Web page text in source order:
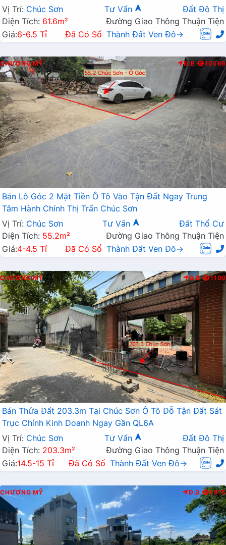
Vị Trí: Chúc Sơn Tư Vấn
Đất Đô Thị
Diện Tích: 61.6m²
Đường Giao Thông Thuận Tiện
Giá:6-6.5 Tỉ Đã Có Sổ Thành Đất Ven Đô→
CHƯƠNG MỸ Đ.B 10566
Bán Lô Góc 2 Mặt Tiền Ô Tô Vào Tận Đất Ngay Trung
Tâm Hành Chính Thị Trấn Chúc Sơn
Vị Trí: Chúc Sơn Tư Vấn
Đất Thổ Cư
Diện Tích: 55.2m²
Đường Giao Thông Thuận Tiện
Giá:4-4.5 Tỉ Đã Có Sổ Thành Đất Ven Đô→
CHƯƠNG MỸ Đ.B 1100
Bán Thửa Đất 203.3m Tại Chúc Sơn Ô Tô Đỗ Tận Đất Sát
Trục Chính Kinh Doanh Ngay Gần QL6A
Vị Trí: Chúc Sơn Tư Vấn
Đất Đô Thị
Diện Tích: 203.3m²
Đường Giao Thông Thuận Tiện
Giá:14.5-15 Tỉ Đã Có Sổ Thành Đất Ven Đô→
CHƯƠNG MỸ Đ.B 1975